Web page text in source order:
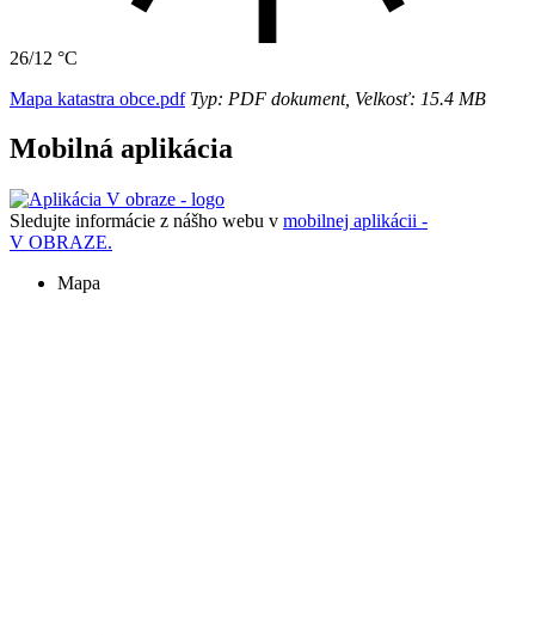
26/12 °C
Mapa katastra obce.pdfTyp: PDF dokument, Velkosť: 15.4 MB
Mobilná aplikácia
Sledujte informácie z nášho webu v mobilnej aplikácii -
V OBRAZE.
Mapa